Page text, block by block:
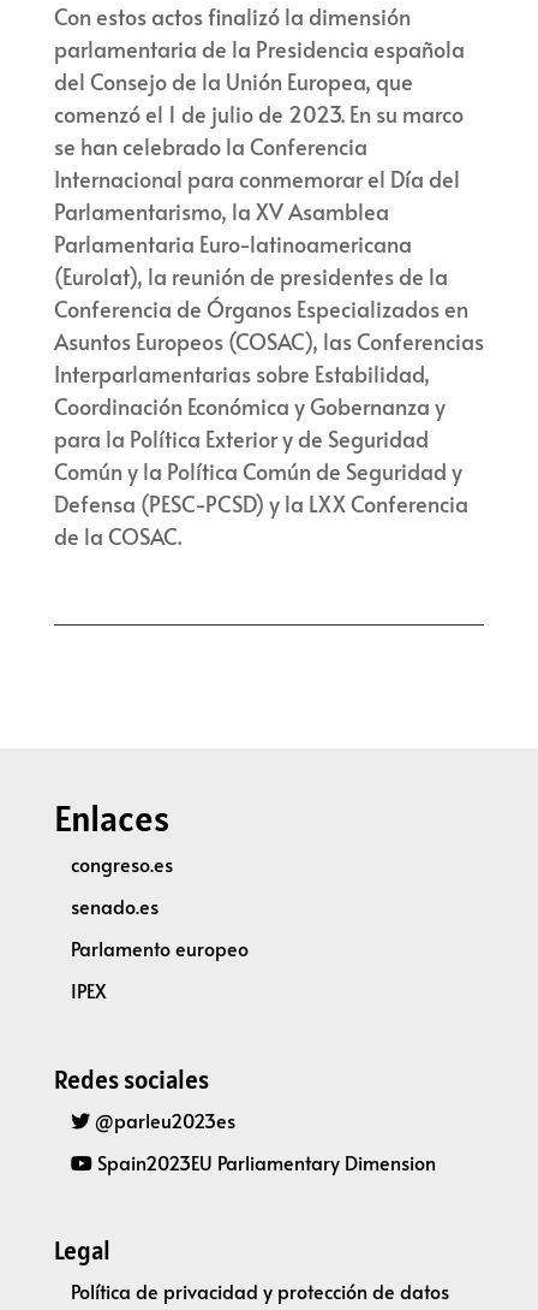
Con estos actos finalizó la dimensión
parlamentaria de la Presidencia española
del Consejo de la Unión Europea, que
comenzó el 1 de julio de 2023. En su marco
se han celebrado la Conferencia
Internacional para conmemorar el Día del
Parlamentarismo, la XV Asamblea
Parlamentaria Euro-latinoamericana
(Eurolat), la reunión de presidentes de la
Conferencia de Órganos Especializados en
Asuntos Europeos (COSAC), las Conferencias
Interparlamentarias sobre Estabilidad,
Coordinación Económica y Gobernanza y
para la Política Exterior y de Seguridad
Común y la Política Común de Seguridad y
Defensa (PESC-PCSD) y la LXX Conferencia
de la COSAC.
Enlaces
congreso.es
senado.es
Parlamento europeo
IPEX
Redes sociales
@parleu2023es
Spain2023EU Parliamentary Dimension
Legal
Política de privacidad y protección de datos